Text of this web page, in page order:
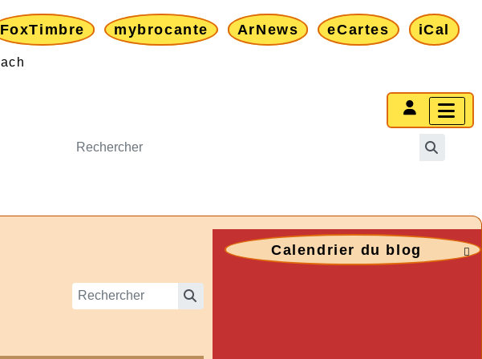
FoxTimbre mybrocante ArNews eCartes iCal

Calendrier du blog